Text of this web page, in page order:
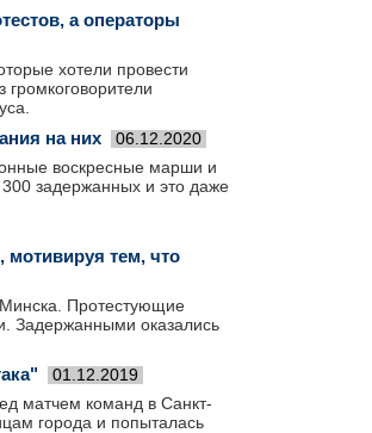
а операторы
хотели провести
на них 06.12.2020
воскресные марши и
задержанных и это даже
тем, что
Протестующие
Задержанными оказались
01.12.2019
матчем команд в Санкт-
города и попыталась